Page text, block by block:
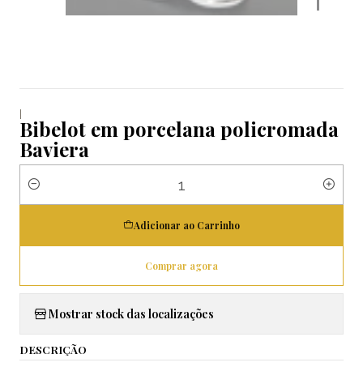
|
Bibelot em porcelana policromada
Baviera
Quantidade
Adicionar ao Carrinho
Comprar agora
Mostrar stock das localizações
DESCRIÇÃO